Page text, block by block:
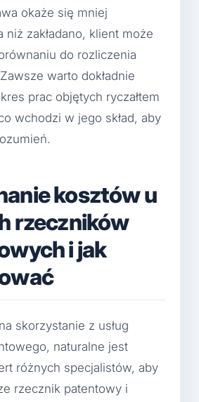
okaże się mniej
niż zakładano, klient może
do rozliczenia
warto dokładnie
prac objętych ryczałtem
wchodzi w jego skład, aby
kosztów u
rzeczników
i jak
skorzystanie z usług
naturalne jest
różnych specjalistów, aby
rzecznik patentowy i